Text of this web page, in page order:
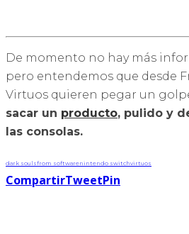
De momento no hay más
pero entendemos que desde
Virtuos quieren pegar un
sacar un producto, pulido y
las consolas.
dark soulsfrom softwarenintendo switchvirtuos
CompartirTweetPin